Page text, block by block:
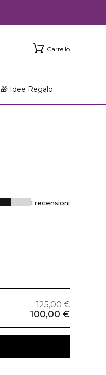
Carrello
🎁 Idee Regalo
1 recensioni
125,00 €
100,00 €